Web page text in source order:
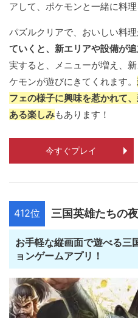
アして、ポケモンと一緒に料理
パズルクリアで、おいしい料理
ていくと、新エリアや設備が
実すると、メニューが増え、
ケモンが遊びにきてくれます。
フェの様子に興味を惹かれて
ある楽しみもあります！
今すぐプレイ
412位 三国英雄たちの
お手軽な縦画面で遊べる三
ョンゲームアプリ！